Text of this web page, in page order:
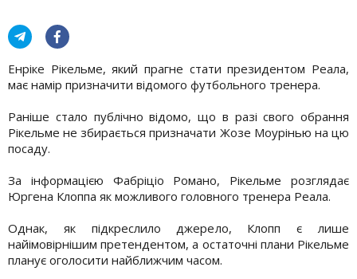
Енріке Рікельме, який прагне стати президентом Реала,
має намір призначити відомого футбольного тренера.
Раніше стало публічно відомо, що в разі свого обрання
Рікельме не збирається призначати Жозе Моурінью на цю
посаду.
За інформацією Фабріціо Романо, Рікельме розглядає
Юргена Клоппа як можливого головного тренера Реала.
Однак, як підкреслило джерело, Клопп є лише
найімовірнішим претендентом, а остаточні плани Рікельме
планує оголосити найближчим часом.